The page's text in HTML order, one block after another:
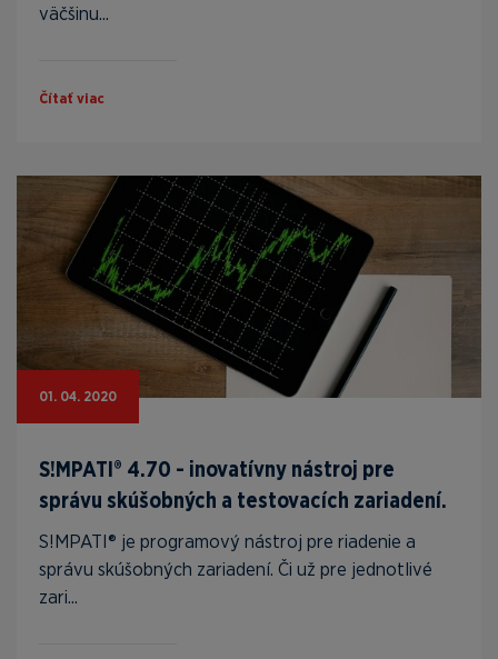
väčšinu...
Čítať viac
01. 04. 2020
S!MPATI® 4.70 - inovatívny nástroj pre
správu skúšobných a testovacích zariadení.
S!MPATI® je programový nástroj pre riadenie a
správu skúšobných zariadení. Či už pre jednotlivé
zari...